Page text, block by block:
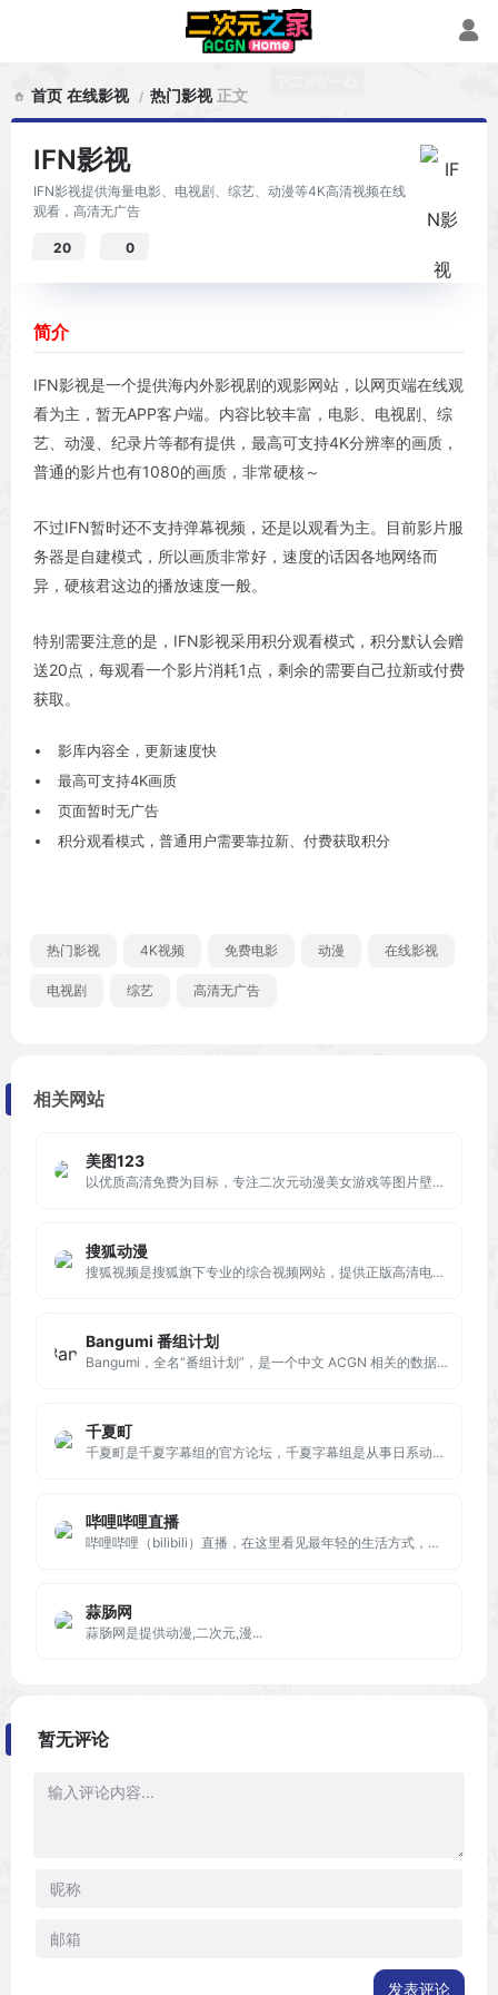
首页 在线影视 热门影视 正文
IFN影视
IFN影视提供海量电影、电视剧、综艺、动漫等4K高清视频在线
观看，高清无广告
20 0
简介
IFN影视是一个提供海内外影视剧的观影网站，以网页端在线观
看为主，暂无APP客户端。内容比较丰富，电影、电视剧、综
艺、动漫、纪录片等都有提供，最高可支持4K分辨率的画质，
普通的影片也有1080的画质，非常硬核～
不过IFN暂时还不支持弹幕视频，还是以观看为主。目前影片服
务器是自建模式，所以画质非常好，速度的话因各地网络而
异，硬核君这边的播放速度一般。
特别需要注意的是，IFN影视采用积分观看模式，积分默认会赠
送20点，每观看一个影片消耗1点，剩余的需要自己拉新或付费
获取。
影库内容全，更新速度快
最高可支持4K画质
页面暂时无广告
积分观看模式，普通用户需要靠拉新、付费获取积分
热门影视 4K视频 免费电影 动漫 在线影视
电视剧 综艺 高清无广告
相关网站
美图123
以优质高清免费为目标，专注​​二次元动漫美女游戏等图片壁纸大全​。​手机电脑桌面壁纸​，头像与背景图片​，​Mac壁纸，2K壁纸，4K壁纸
搜狐动漫
搜狐视频是搜狐旗下专业的综合视频网站，提供正版高清电影、电视剧、综艺、纪录片、动漫等。网罗最新最热新闻、娱乐资讯，同时提供免费视频空间和视频分享服务。
Bangumi 番组计划
Bangumi，全名“番组计划”，是一个中文 ACGN 相关的数据库型社区网站，创建于2008年，致力于整合并提供动画、漫画、游戏、小说、音乐等作品的完整信息。
千夏町
千夏町是千夏字幕组的官方论坛，千夏字幕组是从事日系动画制作的fansub，汉化过的片子有Clannad after story、这个是僵尸吗、轻松百合、樱花庄的宠物女孩等数十部动画
哔哩哔哩直播
哔哩哔哩（bilibili）直播，在这里看见最年轻的生活方式，学习、游戏、电竞、宅舞、唱见、绘画、美食等等应有尽有，快来捕捉你最喜欢的up主最真实的一面吧！
蒜肠网
蒜肠网是提供动漫,二次元,漫...
暂无评论
发表评论